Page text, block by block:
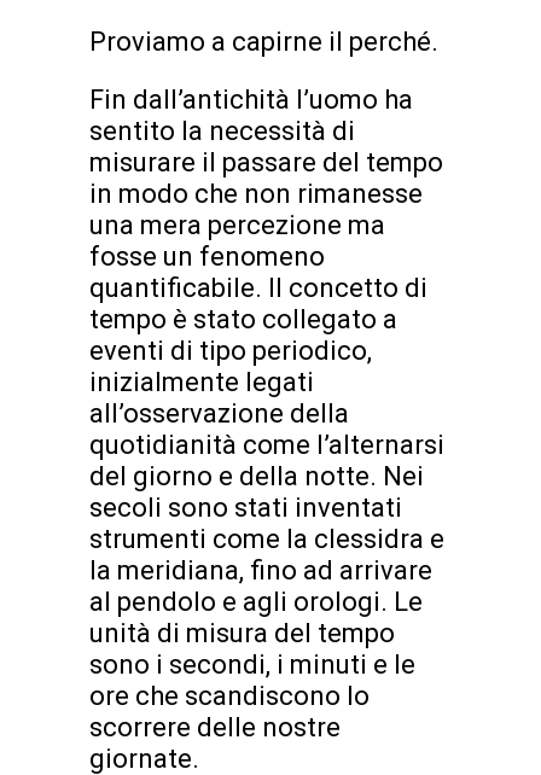
Proviamo a capirne il perché.
Fin dall’antichità l’uomo ha
sentito la necessità di
misurare il passare del tempo
in modo che non rimanesse
una mera percezione ma
fosse un fenomeno
quantificabile. Il concetto di
tempo è stato collegato a
eventi di tipo periodico,
inizialmente legati
all’osservazione della
quotidianità come l’alternarsi
del giorno e della notte. Nei
secoli sono stati inventati
strumenti come la clessidra e
la meridiana, fino ad arrivare
al pendolo e agli orologi. Le
unità di misura del tempo
sono i secondi, i minuti e le
ore che scandiscono lo
scorrere delle nostre
giornate.